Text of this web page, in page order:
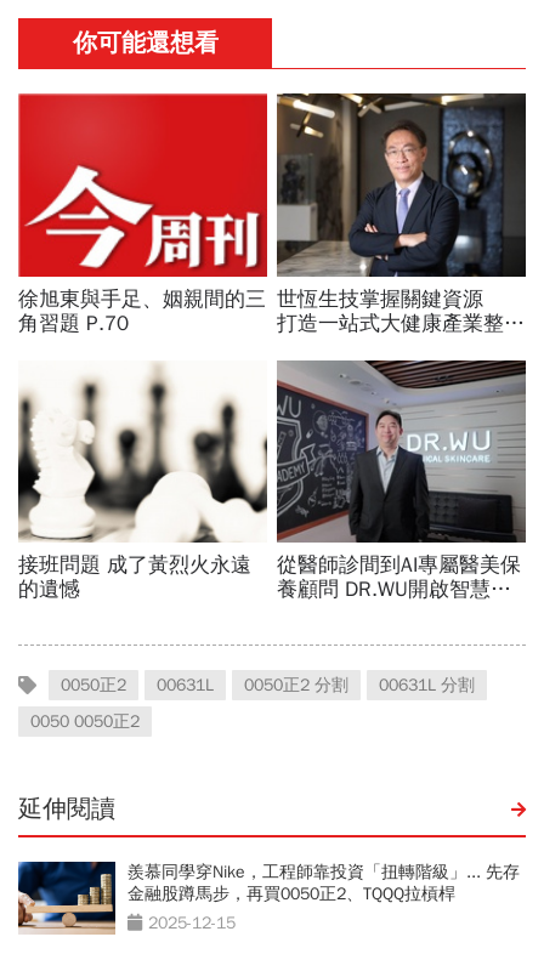
0050正2 00631L 0050正2 分割
00631L 分割
0050 0050正2
延伸閱讀
羨慕同學穿Nike，工程師靠投資「扭轉階級」... 先存
金融股蹲馬步，再買0050正2、TQQQ拉槓桿
2025-12-15